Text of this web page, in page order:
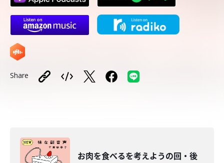
Share
お肉を食べるを考えようの回・後